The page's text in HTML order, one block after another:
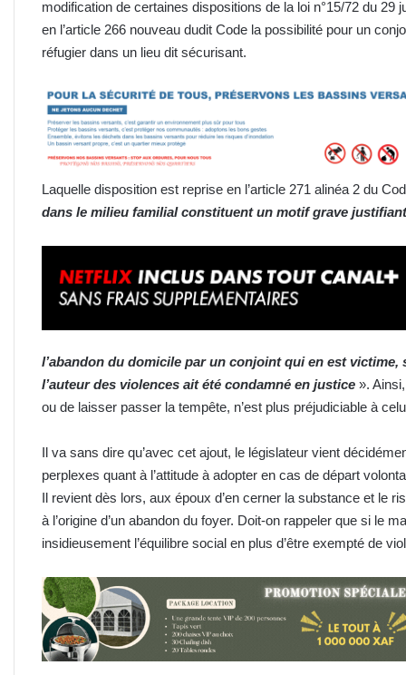
modification de certaines dispositions de la loi n°15/72 du 29
en l’article 266 nouveau dudit Code la possibilité pour un
réfugier dans un lieu dit sécurisant.
Laquelle disposition est reprise en l’article 271 alinéa 2 du
dans le milieu familial constituent un motif grave
l’abandon du domicile par un conjoint qui en est
l’auteur des violences ait été condamné en justice ».
ou de laisser passer la tempête, n’est plus préjudiciable à
Il va sans dire qu’avec cet ajout, le législateur vient
perplexes quant à l’attitude à adopter en cas de départ
Il revient dès lors, aux époux d’en cerner la substance et le
à l’origine d’un abandon du foyer. Doit-on rappeler que si le
insidieusement l’équilibre social en plus d’être exempté de